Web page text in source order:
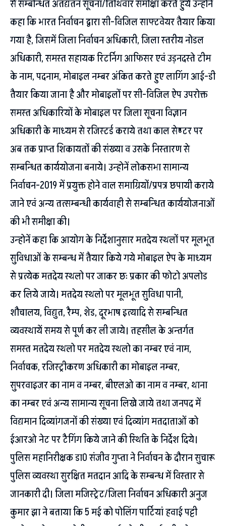
से सम्बन्धित अतद्यतन सूचना/तिथिवार समीक्षा करते हुये उन्होनें
कहा कि भारत निर्वाचन द्वारा सी-विजिल साफ्टवेयर तैयार किया
गया है, जिसमें जिला निर्वाचन अधिकारी, जिला स्तरीय नोडल
अधिकारी, समस्त सहायक रिटर्निग आफिसर एवं उड़नदस्ते टीम
के नाम, पदनाम, मोबाइल नम्बर अंकित करते हुए लागिंग आई-डी
तैयार किया जाना है और मोबाइलों पर सी-विजिल ऐप उपरोक्त
समस्त अधिकारियों के मोबाइल पर जिला सूचना विज्ञान
अधिकारी के माध्यम से रजिस्टर्ड कराये तथा काल सेण्टर पर
अब तक प्राप्त शिकायतों की संख्या व उसके निस्तारण से
सम्बन्धित कार्ययोजना बनाये। उन्होनें लोकसभा सामान्य
निर्वाचन-2019 में प्रयुक्त होने वाल समाग्रियों/प्रपत्र छपायी कराये
जाने एवं अन्य तत्सम्बन्धी कार्यवाही से सम्बन्धित कार्ययोजनाओं
की भी समीक्षा की।
उन्होनें कहा कि आयोग के निर्देशानुसार मतदेय स्थलों पर मूलभूत
सुविधाओं के सम्बन्ध में तैयार किये गये मोबाइल ऐप के माध्यम
से प्रत्येक मतदेय स्थलो पर जाकर छः प्रकार की फोटो अपलोड
कर लिये जाये। मतदेय स्थलो पर मूलभूत सुविधा पानी,
शौचालय, विद्युत, रैम्प, शेड, दूरभाष इत्यादि से सम्बन्धित
व्यवस्थायें समय से पूर्ण कर ली जाये। तहसील के अन्तर्गत
समस्त मतदेय स्थलो पर मतदेय स्थलो का नम्बर एवं नाम,
निर्वाचक, रजिस्ट्रीकरण अधिकारी का मोबाइल नम्बर,
सुपरवाइजर का नाम व नम्बर, बीएलओ का नाम व नम्बर, थाना
का नम्बर एवं अन्य सामान्य सूचना लिखे जाये तथा जनपद में
विद्यमान दिव्यांगजनों की संख्या एवं दिव्यांग मतदाताओं को
ईआरओ नेट पर टैगिंग किये जाने की स्थिति के निर्देश दिये।
पुलिस महानिरीक्षक डा0 संजीव गुप्ता ने निर्वाचन के दौरान सुचारू
पुलिस व्यवस्था सुरक्षित मतदान आदि के सम्बन्ध में विस्तार से
जानकारी दी। जिला मजिस्ट्रेट/जिला निर्वाचन अधिकारी अनुज
कुमार झा ने बताया कि 5 मई को पोलिंग पार्टियां हवाई पट्टी